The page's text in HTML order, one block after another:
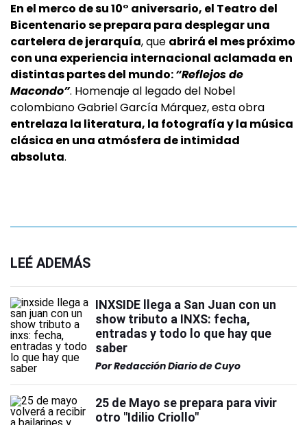
En el merco de su 10° aniversario, el Teatro del
Bicentenario se prepara para desplegar una
cartelera de jerarquía, que abrirá el mes próximo
con una experiencia internacional aclamada en
distintas partes del mundo:“Reflejos de
Macondo”. Homenaje al legado del Nobel
colombiano Gabriel García Márquez, esta obra
entrelaza la literatura, la fotografía y la música
clásica en una atmósfera de intimidad
absoluta.
LEÉ ADEMÁS
INXSIDE llega a San Juan con un
show tributo a INXS: fecha,
entradas y todo lo que hay que
saber
PorRedacción Diario de Cuyo
25 de Mayo se prepara para vivir
otro "Idilio Criollo"